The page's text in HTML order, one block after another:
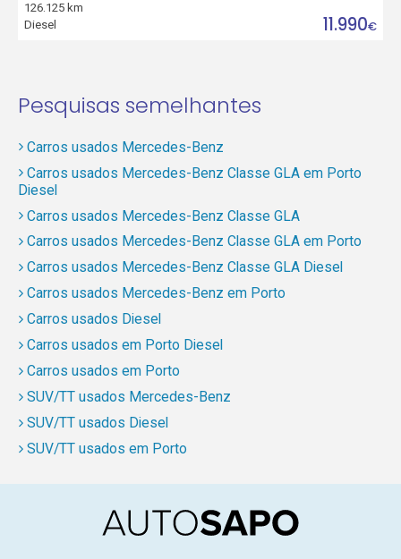
126.125 km
Diesel
11.990€
Pesquisas semelhantes
Carros usados Mercedes-Benz
Carros usados Mercedes-Benz Classe GLA em Porto
Diesel
Carros usados Mercedes-Benz Classe GLA
Carros usados Mercedes-Benz Classe GLA em Porto
Carros usados Mercedes-Benz Classe GLA Diesel
Carros usados Mercedes-Benz em Porto
Carros usados Diesel
Carros usados em Porto Diesel
Carros usados em Porto
SUV/TT usados Mercedes-Benz
SUV/TT usados Diesel
SUV/TT usados em Porto